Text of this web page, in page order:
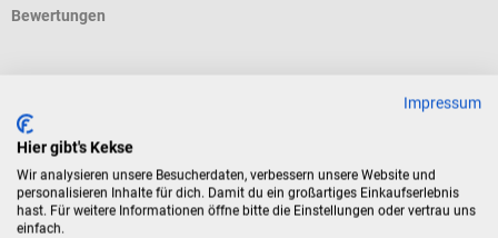
Bewertungen
Dr. No
Zahnpflegemodell mit Zahnbürste
Impressum
Hier gibt's Kekse
Wir analysieren unsere Besucherdaten, verbessern unsere Website und
personalisieren Inhalte für dich. Damit du ein großartiges Einkaufserlebnis
hast. Für weitere Informationen öffne bitte die Einstellungen oder vertrau uns
einfach.